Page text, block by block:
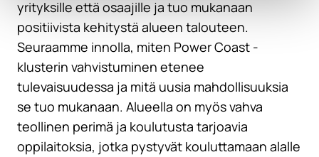
yrityksille että osaajille ja tuo mukanaan
positiivista kehitystä alueen talouteen.
Seuraamme innolla, miten Power Coast -
klusterin vahvistuminen etenee
tulevaisuudessa ja mitä uusia mahdollisuuksia
se tuo mukanaan. Alueella on myös vahva
teollinen perimä ja koulutusta tarjoavia
oppilaitoksia, jotka pystyvät kouluttamaan alalle